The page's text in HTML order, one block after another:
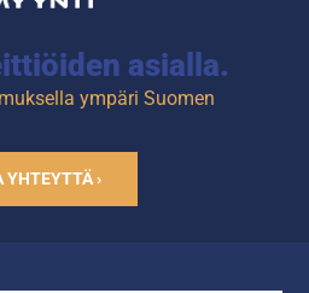
asialla.
ympäri Suomen
YHTEYTTÄ ›